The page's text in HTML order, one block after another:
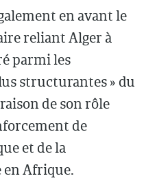
en avant le
reliant Alger à
parmi les
structurantes » du
de son rôle
de
et de la
Afrique.